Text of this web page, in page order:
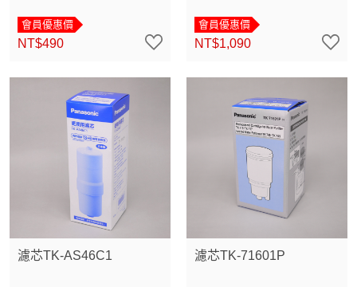
會員優惠價
NT$490
會員優惠價
NT$1,090
濾芯TK-AS46C1 濾芯TK-71601P